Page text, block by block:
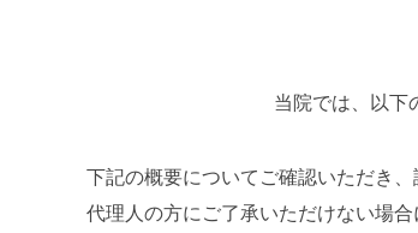
当院では、以下
下記の概要についてご確認いただき
代理人の方にご了承いただけない場